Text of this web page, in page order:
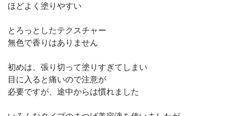
ほどよく塗りやすい
とろっとしたテクスチャー
無色で香りはありません
初めは、張り切って塗りすぎてしまい
目に入ると痛いので注意が
必要ですが、途中からは慣れました